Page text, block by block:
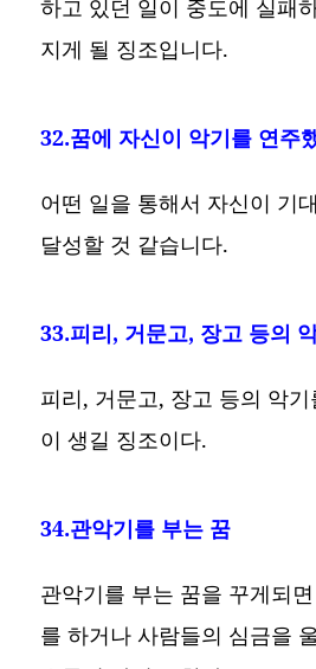
하고 있던 일이 중도에 실패
지게 될 징조입니다.
32.꿈에 자신이 악기를 연주
어떤 일을 통해서 자신이 기
달성할 것 같습니다.
33.피리, 거문고, 장고 등의
피리, 거문고, 장고 등의 악
이 생길 징조이다.
34.관악기를 부는 꿈
관악기를 부는 꿈을 꾸게되
를 하거나 사람들의 심금을